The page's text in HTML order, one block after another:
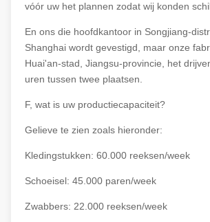
vóór uw het plannen zodat wij konden
En ons die hoofdkantoor in Songjiang-
Shanghai wordt gevestigd, maar onze
Huai'an-stad, Jiangsu-provincie, het
uren tussen twee plaatsen.
F, wat is uw productiecapaciteit?
Gelieve te zien zoals hieronder:
Kledingstukken: 60.000 reeksen/week
Schoeisel: 45.000 paren/week
Zwabbers: 22.000 reeksen/week